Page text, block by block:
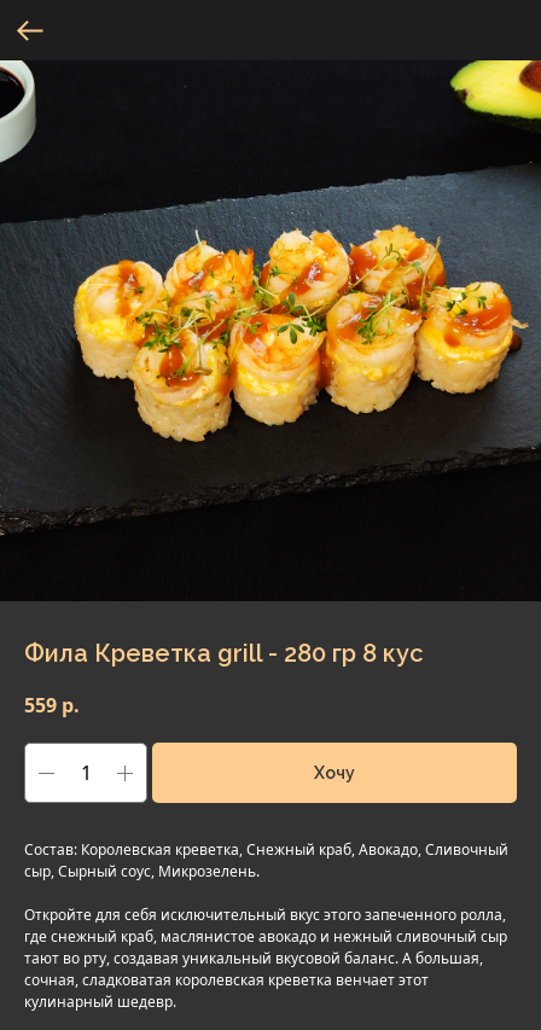
Фила Креветка grill - 280 гр 8 кус
559 р.
Хочу
Состав: Королевская креветка, Снежный краб, Авокадо, Сливочный
сыр, Сырный соус, Микрозелень.
Откройте для себя исключительный вкус этого запеченного ролла,
где снежный краб, маслянистое авокадо и нежный сливочный сыр
тают во рту, создавая уникальный вкусовой баланс. А большая,
сочная, сладковатая королевская креветка венчает этот
кулинарный шедевр.